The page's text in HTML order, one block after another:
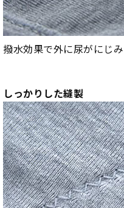
撥水効果で外に尿がにじ
しっかりした縫製